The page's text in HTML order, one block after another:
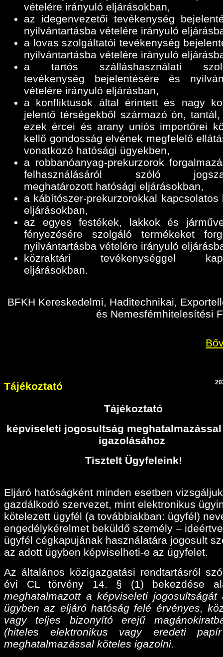
vételére irányuló eljárásokban,
az idegenvezetői tevékenység
nyilvántartásba vételére irányuló
a lovas szolgáltatói tevékenység
nyilvántartásba vételére irányuló
a tartós szálláshasználati
tevékenység bejelentésére és
vételére irányuló eljárásban,
a konfliktusok által érintett és nagy
jelentő térségekből származó ón,
ezek ércei és arany uniós importőrei
kellő gondosság elvének megfelelő
vonatkozó hatósági ügyekben,
a robbanóanyag-prekurzorok
felhasználásáról szóló
meghatározott hatósági eljárásokban,
a kábítószer-prekurzorokkal kapcsolatos
eljárásokban,
az egyes festékek, lakkok és
fényezésére szolgáló termékeket
nyilvántartásba vételére irányuló
közraktári tevékenységgel
eljárásokban.
BFKH Kereskedelmi, Haditechnikai,
és Nemesfémhitelesítési
Tájékoztató
Tájékoztató
képviseleti jogosultság
igazolásához
Tisztelt Ügyfeleink!
Eljáró hatóságként minden esetben
gazdálkodó szervezet, mint elektronikus
kötelezett ügyfél (a továbbiakban: ügyfél)
engedélykérelmet beküldő személy –
ügyfél cégkapujának használatára jogosult
az adott ügyben képviselheti-e az ügyfelet.
Az általános közigazgatási rendtartásról
évi CL törvény 14. § (1) bekezdése
meghatalmazott a képviseleti jogosultságát
ügyben az eljáró hatóság felé érvényes,
vagy teljes bizonyító erejű
(hiteles elektronikus vagy eredeti
meghatalmazással köteles igazolni.